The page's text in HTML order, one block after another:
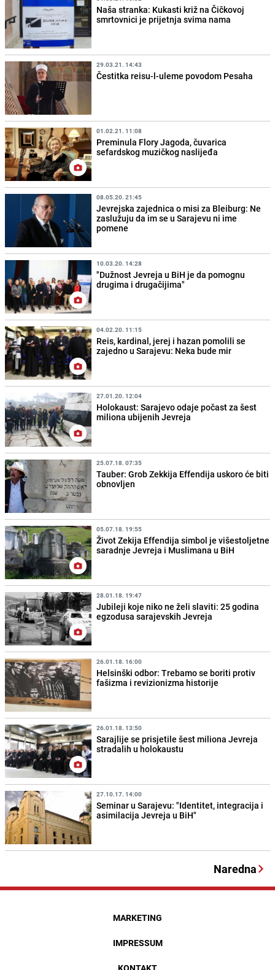
Naša stranka: Kukasti križ na Čičkovoj
smrtovnici je prijetnja svima nama
29.03.21. 14:43
Čestitka reisu-l-uleme povodom Pesaha
01.02.21. 11:08
Preminula Flory Jagoda, čuvarica
sefardskog muzičkog naslijeđa
08.05.20. 21:45
Jevrejska zajednica o misi za Bleiburg: Ne
zaslužuju da im se u Sarajevu ni ime
pomene
10.03.20. 14:28
"Dužnost Jevreja u BiH je da pomognu
drugima i drugačijima"
04.02.20. 11:15
Reis, kardinal, jerej i hazan pomolili se
zajedno u Sarajevu: Neka bude mir
27.01.20. 12:04
Holokaust: Sarajevo odaje počast za šest
miliona ubijenih Jevreja
25.07.18. 07:35
Tauber: Grob Zekkija Effendija uskoro će biti
obnovljen
05.07.18. 19:55
Život Zekija Effendija simbol je višestoljetne
saradnje Jevreja i Muslimana u BiH
28.01.18. 19:47
Jubileji koje niko ne želi slaviti: 25 godina
egzodusa sarajevskih Jevreja
26.01.18. 16:00
Helsinški odbor: Trebamo se boriti protiv
fašizma i revizionizma historije
26.01.18. 13:50
Sarajlije se prisjetile šest miliona Jevreja
stradalih u holokaustu
27.10.17. 14:00
Seminar u Sarajevu: "Identitet, integracija i
asimilacija Jevreja u BiH"
Naredna
MARKETING
IMPRESSUM